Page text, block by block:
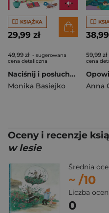
KSIĄŻKA
29,99 zł
49,99 zł - sugerowana
cena detaliczna
Naciśnij i posłuchaj! Bajka dźwiękowa. Pinokio
Monika Basiejko
38,99
59,99 zł
cena
Anna
Oceny i recenzje
w lesie
Średnia
~ /10
Liczba ocen:
0